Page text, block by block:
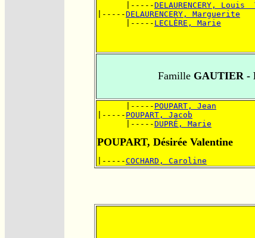
      |-----
DELAURENCERY, Louis
|-----DELAURENCERY, Marguerite
      |-----
LECLÈRE, Marie
FamilleGAUTIER -
      |-----
POUPART, Jean
|----- POUPART, Jacob
      |-----
DUPRÉ, Marie
POUPART, Désirée Valentine
|-----COCHARD, Caroline